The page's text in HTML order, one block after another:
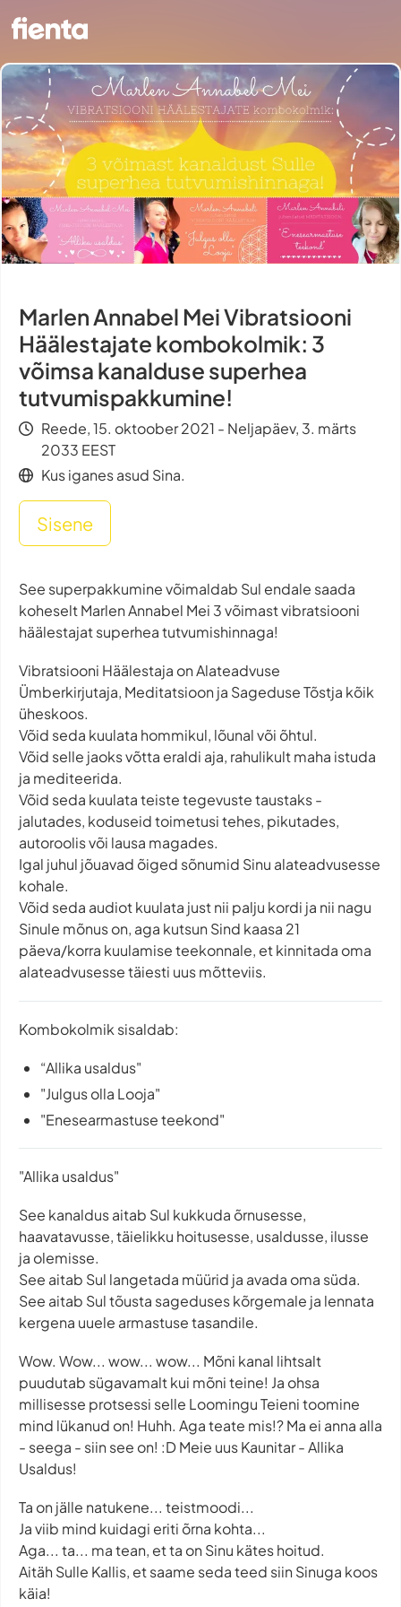
Marlen Annabel Mei Vibratsiooni
Häälestajate kombokolmik: 3
võimsa kanalduse superhea
tutvumispakkumine!
Reede, 15. oktoober 2021 - Neljapäev, 3. märts
2033 EEST
Kus iganes asud Sina.
Sisene
See superpakkumine võimaldab Sul endale saada
koheselt Marlen Annabel Mei 3 võimast vibratsiooni
häälestajat superhea tutvumishinnaga!
Vibratsiooni Häälestaja on Alateadvuse
Ümberkirjutaja, Meditatsioon ja Sageduse Tõstja kõik
üheskoos.
Võid seda kuulata hommikul, lõunal või õhtul.
Võid selle jaoks võtta eraldi aja, rahulikult maha istuda
ja mediteerida.
Võid seda kuulata teiste tegevuste taustaks -
jalutades, koduseid toimetusi tehes, pikutades,
autoroolis või lausa magades.
Igal juhul jõuavad õiged sõnumid Sinu alateadvusesse
kohale.
Võid seda audiot kuulata just nii palju kordi ja nii nagu
Sinule mõnus on, aga kutsun Sind kaasa 21
päeva/korra kuulamise teekonnale, et kinnitada oma
alateadvusesse täiesti uus mõtteviis.
Kombokolmik sisaldab:
“Allika usaldus"
"Julgus olla Looja"
"Enesearmastuse teekond"
"Allika usaldus"
See kanaldus aitab Sul kukkuda õrnusesse,
haavatavusse, täielikku hoitusesse, usaldusse, ilusse
ja olemisse.
See aitab Sul langetada müürid ja avada oma süda.
See aitab Sul tõusta sageduses kõrgemale ja lennata
kergena uuele armastuse tasandile.
Wow. Wow... wow... wow... Mõni kanal lihtsalt
puudutab sügavamalt kui mõni teine! Ja ohsa
millisesse protsessi selle Loomingu Teieni toomine
mind lükanud on! Huhh. Aga teate mis!? Ma ei anna alla
- seega - siin see on! :D Meie uus Kaunitar - Allika
Usaldus!
Ta on jälle natukene... teistmoodi...
Ja viib mind kuidagi eriti õrna kohta...
Aga... ta... ma tean, et ta on Sinu kätes hoitud.
Aitäh Sulle Kallis, et saame seda teed siin Sinuga koos
käia!